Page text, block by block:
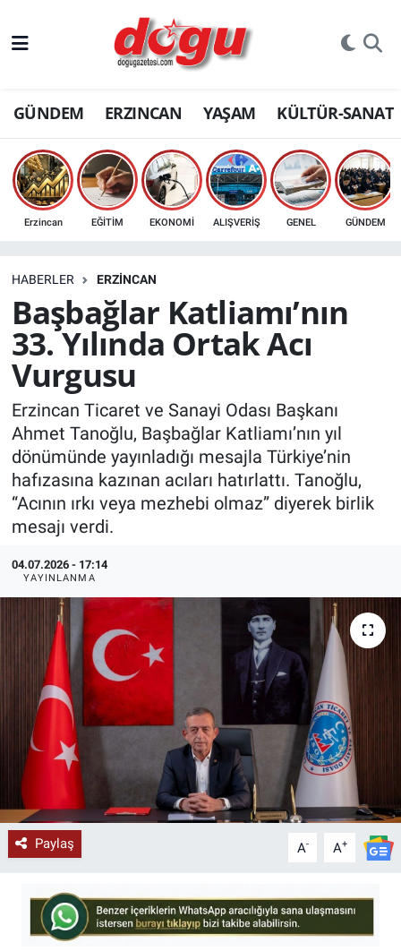
GÜNDEM ERZINCAN YAŞAM KÜLTÜR-SANAT
Erzincan EĞİTİM EKONOMİ ALIŞVERİŞ GENEL GÜNDEM
HABERLER ERZINCAN
Başbağlar Katliamı’nın
33. Yılında Ortak Acı
Vurgusu
Erzincan Ticaret ve Sanayi Odası Başkanı
Ahmet Tanoğlu, Başbağlar Katliamı’nın yıl
dönümünde yayınladığı mesajla Türkiye’nin
hafızasına kazınan acıları hatırlattı. Tanoğlu,
“Acının ırkı veya mezhebi olmaz” diyerek birlik
mesajı verdi.
04.07.2026 - 17:14
YAYINLANMA
Paylaş A- A+
ERZINCAN
GÜNDEM
ERZİNCAN FOTOĞRAFLARI
SAĞLIK
EKONOMİ
Bilim, teknoloji
GENEL
KÜLTÜR-SANAT
Yerel Haber
Politika
SPOR
YAŞAM
RESMİ İLAN